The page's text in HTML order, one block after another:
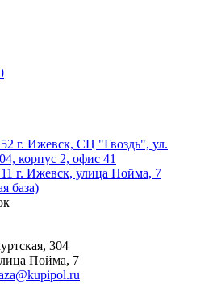
г. Ижевск, СЦ "Гвоздь", ул.
корпус 2, офис 41
г. Ижевск, улица Пойма, 7
база)
304
Пойма, 7